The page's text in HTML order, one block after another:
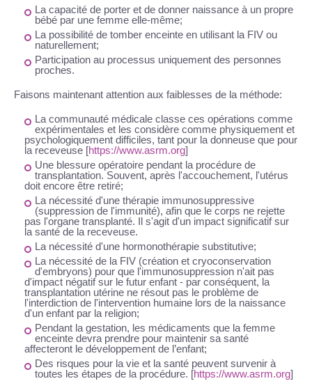
La capacité de porter et de donner naissance à un propre
bébé par une femme elle-même;
La possibilité de tomber enceinte en utilisant la FIV ou
naturellement;
Participation au processus uniquement des personnes
proches.
Faisons maintenant attention aux faiblesses de la méthode:
La communauté médicale classe ces opérations comme
expérimentales et les considère comme physiquement et
psychologiquement difficiles, tant pour la donneuse que pour
la receveuse [https://www.asrm.org]
Une blessure opératoire pendant la procédure de
transplantation. Souvent, après l'accouchement, l'utérus
doit encore être retiré;
La nécessité d'une thérapie immunosuppressive
(suppression de l'immunité), afin que le corps ne rejette
pas l'organe transplanté. Il s'agit d'un impact significatif sur
la santé de la receveuse.
La nécessité d'une hormonothérapie substitutive;
La nécessité de la FIV (création et cryoconservation
d'embryons) pour que l'immunosuppression n'ait pas
d'impact négatif sur le futur enfant - par conséquent, la
transplantation utérine ne résout pas le problème de
l'interdiction de l'intervention humaine lors de la naissance
d'un enfant par la religion;
Pendant la gestation, les médicaments que la femme
enceinte devra prendre pour maintenir sa santé
affecteront le développement de l’enfant;
Des risques pour la vie et la santé peuvent survenir à
toutes les étapes de la procédure. [https://www.asrm.org]